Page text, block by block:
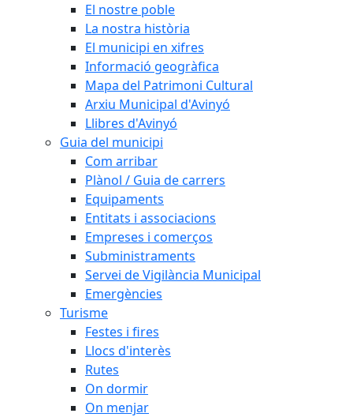
El nostre poble
La nostra història
El municipi en xifres
Informació geogràfica
Mapa del Patrimoni Cultural
Arxiu Municipal d'Avinyó
Llibres d'Avinyó
Guia del municipi
Com arribar
Plànol / Guia de carrers
Equipaments
Entitats i associacions
Empreses i comerços
Subministraments
Servei de Vigilància Municipal
Emergències
Turisme
Festes i fires
Llocs d'interès
Rutes
On dormir
On menjar